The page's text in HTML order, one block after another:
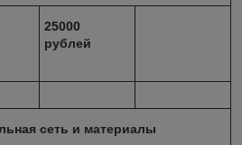
25000
рублей
сеть и материалы